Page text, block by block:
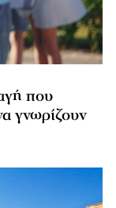
που
γνωρίζουν